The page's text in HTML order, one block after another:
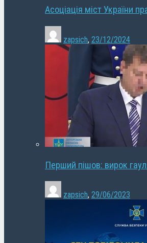
Асоціація міст України
zapsich, 23/12/2024
Перший пішов: вирок
zapsich, 29/06/2023